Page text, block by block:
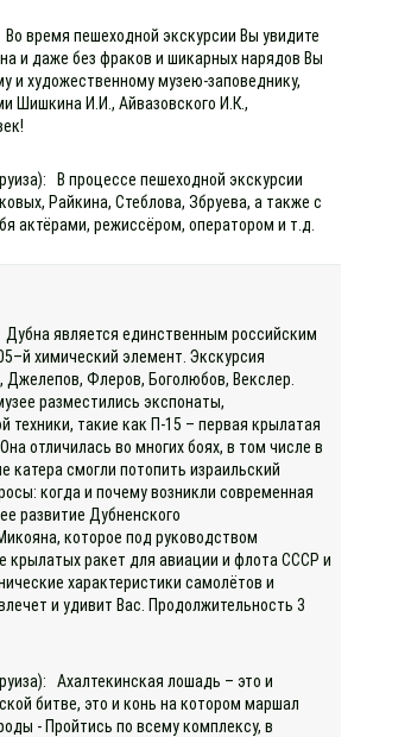
время пешеходной экскурсии Вы увидите
и даже без фраков и шикарных нарядов Вы
и художественному музею-заповеднику,
Шишкина И.И., Айвазовского И.К.,
В процессе пешеходной экскурсии
Райкина, Стеблова, Збруева, а также с
актёрами, режиссёром, оператором и т.д.
Дубна является единственным российским
химический элемент. Экскурсия
Флеров, Боголюбов, Векслер.
разместились экспонаты,
такие как П-15 – первая крылатая
отличилась во многих боях, в том числе в
смогли потопить израильский
когда и почему возникли современная
развитие Дубненского
которое под руководством
крылатых ракет для авиации и флота СССР и
характеристики самолётов и
и удивит Вас. Продолжительность 3
Ахалтекинская лошадь – это и
битве, это и конь на котором маршал
- Пройтись по всему комплексу, в